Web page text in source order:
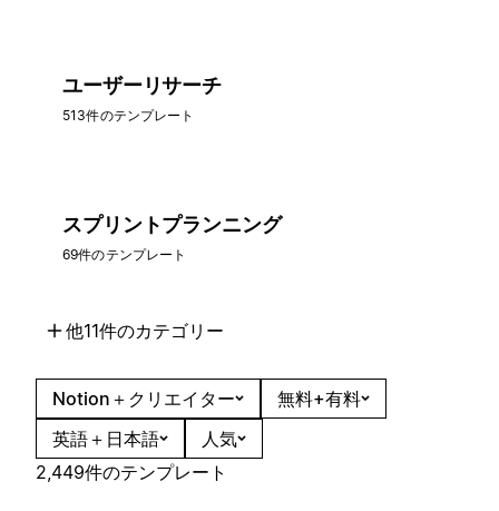
ユーザーリサーチ
513件のテンプレート
スプリントプランニング
69件のテンプレート
他11件のカテゴリー
Notion＋クリエイター
無料+有料
英語＋日本語
人気
2,449件のテンプレート